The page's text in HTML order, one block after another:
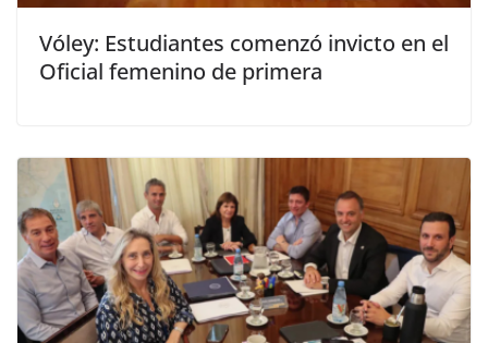
Vóley: Estudiantes comenzó invicto en el
Oficial femenino de primera